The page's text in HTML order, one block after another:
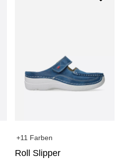
+11 Farben
Roll Slipper